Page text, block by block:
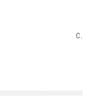
С.